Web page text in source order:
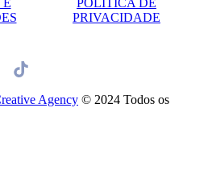
PRIVACIDADE
Agency © 2024 Todos os